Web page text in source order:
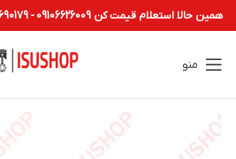
همین حالا استعلام قیمت کن 09106626009 - 91690179 021
منو